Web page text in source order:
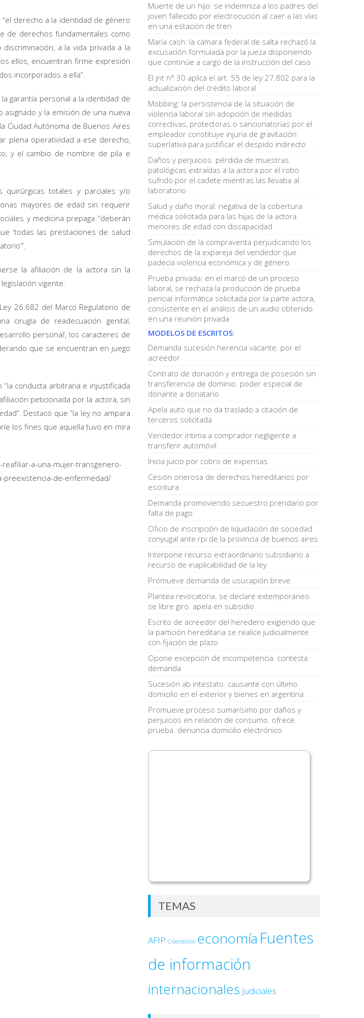
derecho a la identidad de género
de derechos fundamentales como
a la vida privada a la
ellos, encuentran firme expresión
incorporados a ella”.
garantía personal a la identidad de
y la emisión de una nueva
Ciudad Autónoma de Buenos Aires
plena operatividad a ese derecho,
y el cambio de nombre de pila e
quirúrgicas totales y parciales y/o
mayores de edad sin requerir
y medicina prepaga “deberán
‘todas las prestaciones de salud
la afiliación de la actora sin la
vigente.
26.682 del Marco Regulatorio de
cirugía de readecuación genital,
personal’, los caracteres de
que se encuentran en juego
conducta arbitraria e injustificada
peticionada por la actora, sin
Destacó que “la ley no ampara
los fines que aquella tuvo en mira
a-una-mujer-transgenero-
preexistencia-de-enfermedad/
Muerte de un hijo: se indemniza a los padres del
joven fallecido por electrocución al caer a las vías
en una estación de tren
María cash: la cámara federal de salta rechazó la
excusación formulada por la jueza disponiendo
que continúe a cargo de la instrucción del caso
El jnt n° 30 aplica el art. 55 de ley 27.802 para la
actualización del crédito laboral
Mobbing: la persistencia de la situación de
violencia laboral sin adopción de medidas
correctivas, protectoras o sancionatorias por el
empleador constituye injuria de gravitación
superlativa para justificar el despido indirecto
Daños y perjuicios: pérdida de muestras
patológicas extraídas a la actora por el robo
sufrido por el cadete mientras las llevaba al
laboratorio
Salud y daño moral: negativa de la cobertura
médica solicitada para las hijas de la actora
menores de edad con discapacidad
Simulación de la compraventa perjudicando los
derechos de la expareja del vendedor que
padecía violencia económica y de género
Prueba privada: en el marco de un proceso
laboral, se rechaza la producción de prueba
pericial informática solicitada por la parte actora,
consistente en el análisis de un audio obtenido
en una reunión privada
MODELOS DE ESCRITOS:
Demanda sucesión herencia vacante. por el
acreedor
Contrato de donación y entrega de posesión sin
transferencia de dominio. poder especial de
donante a donatario
Apela auto que no da traslado a citación de
terceros solicitada
Vendedor intima a comprador negligente a
transferir automóvil
Inicia juicio por cobro de expensas
Cesión onerosa de derechos hereditarios por
escritura
Demanda promoviendo secuestro prendario por
falta de pago
Oficio de inscripción de liquidación de sociedad
conyugal ante rpi de la provincia de buenos aires
Interpone recurso extraordinario subsidiario a
recurso de inaplicabilidad de la ley
Promueve demanda de usucapión breve
Plantea revocatoria. se declare extemporáneo.
se libre giro. apela en subsidio
Escrito de acreedor del heredero exigiendo que
la partición hereditaria se realice judicialmente
con fijación de plazo
Opone excepción de incompetencia. contesta
demanda
Sucesión ab intestato. causante con último
domicilio en el exterior y bienes en argentina
Promueve proceso sumarísimo por daños y
perjuicios en relación de consumo. ofrece
prueba. denuncia domicilio electrónico
TEMAS
AFIP Ciberdelitos economía Fuentes
de información
internacionales Judiciales